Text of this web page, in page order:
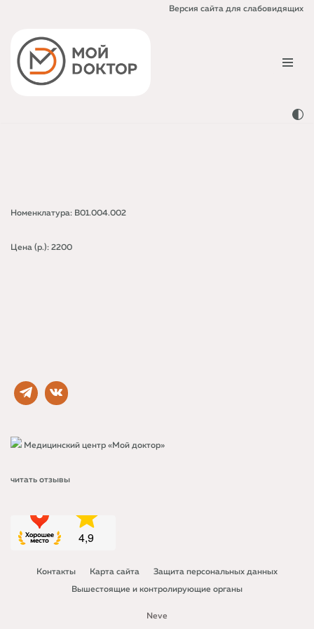
Перейти
содержимому
Версия сайта для слабовидящих
Номенклатура: B01.004.002
Цена (р.): 2200
Медицинский центр «Мой доктор»
читать отзывы
Контакты Карта сайта Защита персональных данных
Вышестоящие и контролирующие органы
Neve